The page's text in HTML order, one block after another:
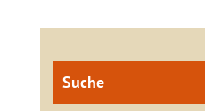
Suche